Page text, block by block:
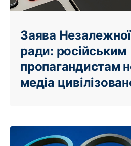
Заява
ради: російським
пропагандистам
медіа